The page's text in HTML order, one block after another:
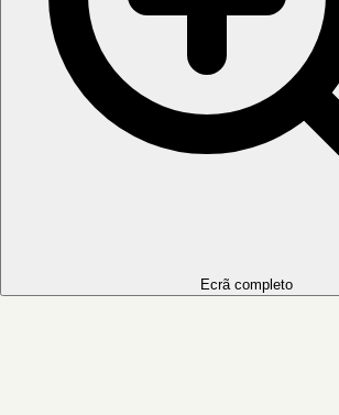
Ecrã completo